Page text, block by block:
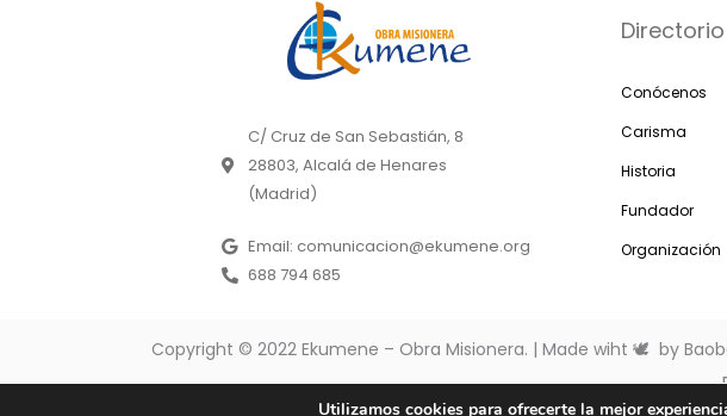
C/ Cruz de San Sebastián, 8
28803, Alcalá de Henares
(Madrid)
Email: comunicacion@ekumene.org
688 794 685
Directorio
Conócenos
Carisma
Historia
Fundador
Organización
Copyright © 2022 Ekumene – Obra Misionera. | Made wiht 🕊 by
Utilizamos cookies para ofrecerte la mejor